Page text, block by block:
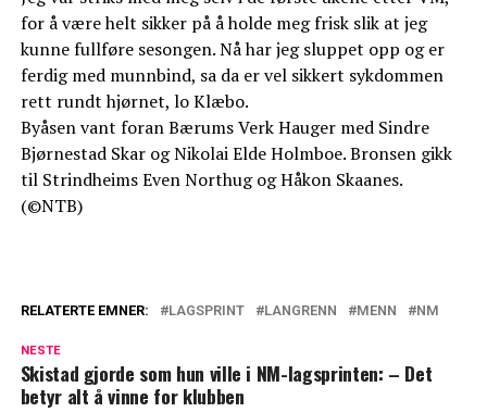
for å være helt sikker på å holde meg frisk slik at jeg
kunne fullføre sesongen. Nå har jeg sluppet opp og er
ferdig med munnbind, sa da er vel sikkert sykdommen
rett rundt hjørnet, lo Klæbo.
Byåsen vant foran Bærums Verk Hauger med Sindre
Bjørnestad Skar og Nikolai Elde Holmboe. Bronsen gikk
til Strindheims Even Northug og Håkon Skaanes.
(©NTB)
RELATERTE EMNER: LAGSPRINT LANGRENN MENN NM
NESTE
Skistad gjorde som hun ville i NM-lagsprinten: – Det
betyr alt å vinne for klubben